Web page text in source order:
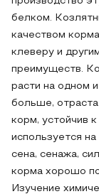
белком.
качеством
клеверу и
преимуществ.
расти на одном
больше,
корм, устойчив
используется
сена, сенажа,
корма хорошо
Изучение